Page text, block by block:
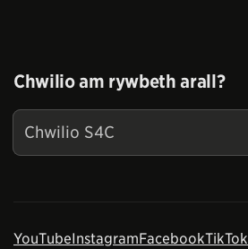
Chwilio am rywbeth arall?
YouTubeInstagramFacebookTikTok